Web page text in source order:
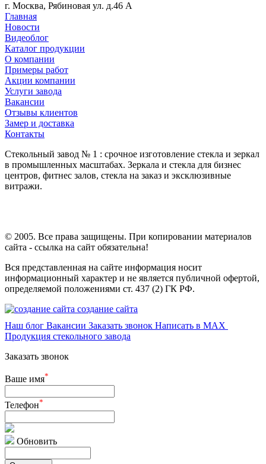
г. Москва, Рябиновая ул. д.46 А
Главная
Новости
Видеоблог
Каталог продукции
О компании
Примеры работ
Акции компании
Услуги завода
Вакансии
Отзывы клиентов
Замер и доставка
Контакты
Стекольный завод № 1 : срочное изготовление стекла и зеркал
в промышленных масштабах. Зеркала и стекла для бизнес
центров, фитнес залов, стекла на заказ и эксклюзивные
витражи.
© 2005. Все права защищены. При копировании материалов
сайта - ссылка на сайт обязательна!
Вся представленная на сайте информация носит
информационный характер и не является публичной офертой,
определяемой положениями ст. 437 (2) ГК РФ.
создание сайта
Наш блог Вакансии Заказать звонок Написать в MAX
Продукция стекольного завода
Заказать звонок
Ваше имя*
Телефон*
Обновить